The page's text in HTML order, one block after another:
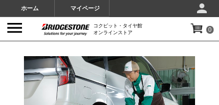
ホーム マイページ
コクピット・タイヤ館
オンラインストア
0